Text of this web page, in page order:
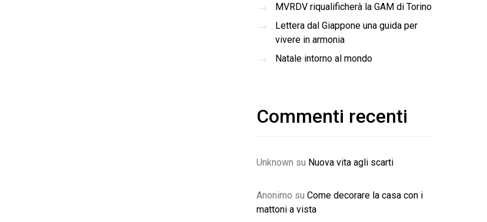
MVRDV riqualificherà la GAM di Torino
Lettera dal Giappone una guida per
vivere in armonia
Natale intorno al mondo
Commenti recenti
Unknown su Nuova vita agli scarti
Anonimo su Come decorare la casa con i
mattoni a vista